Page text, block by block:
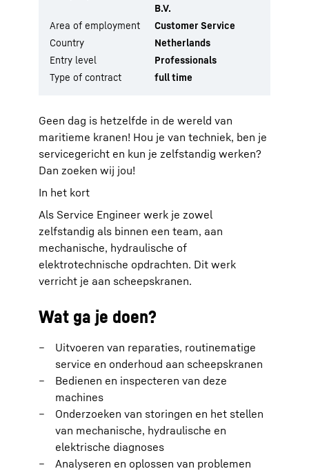
Geen dag is hetzelfde in de wereld van
maritieme kranen! Hou je van techniek, ben je
servicegericht en kun je zelfstandig werken?
Dan zoeken wij jou!
In het kort
Als Service Engineer werk je zowel
zelfstandig als binnen een team, aan
mechanische, hydraulische of
elektrotechnische opdrachten. Dit werk
verricht je aan scheepskranen.
Wat ga je doen?
Uitvoeren van reparaties, routinematige
service en onderhoud aan scheepskranen
Bedienen en inspecteren van deze
machines
Onderzoeken van storingen en het stellen
van mechanische, hydraulische en
elektrische diagnoses
Analyseren en oplossen van problemen
B.V.
Area of employment
Customer Service
Country
Netherlands
Entry level
Professionals
Type of contract
full time